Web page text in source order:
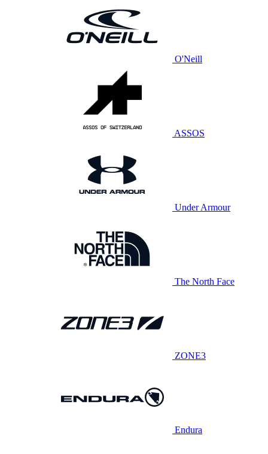
O'Neill
ASSOS
Under Armour
The North Face
ZONE3
Endura